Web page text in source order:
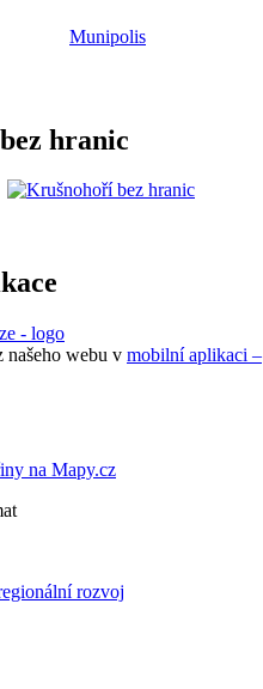
Munipolis
hranic
našeho webu v mobilní aplikaci –
rozvoj